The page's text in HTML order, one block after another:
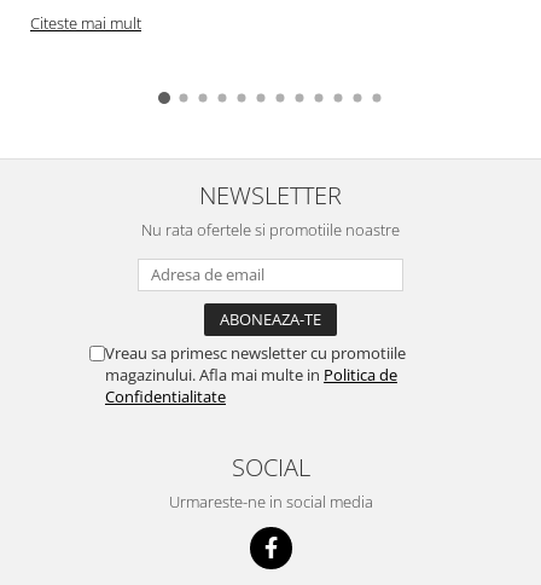
Citeste mai mult
NEWSLETTER
Nu rata ofertele si promotiile noastre
Vreau sa primesc newsletter cu promotiile
magazinului. Afla mai multe in Politica de
Confidentialitate
SOCIAL
Urmareste-ne in social media